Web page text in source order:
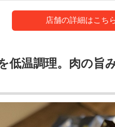
店舗の詳細はこち
低温調理。肉の旨